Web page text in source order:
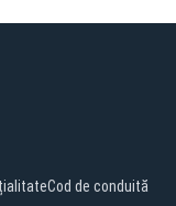
Cod de conduită